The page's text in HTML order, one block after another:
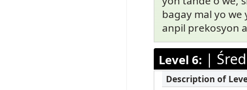
bagay mal yo
anpil prekosyon
Level 6: |